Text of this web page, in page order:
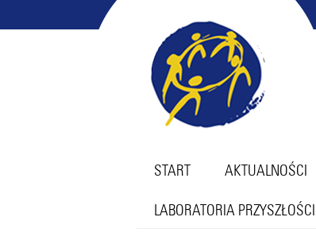
START AKTUALNOŚCI
LABORATORIA PRZYSZŁOŚCI